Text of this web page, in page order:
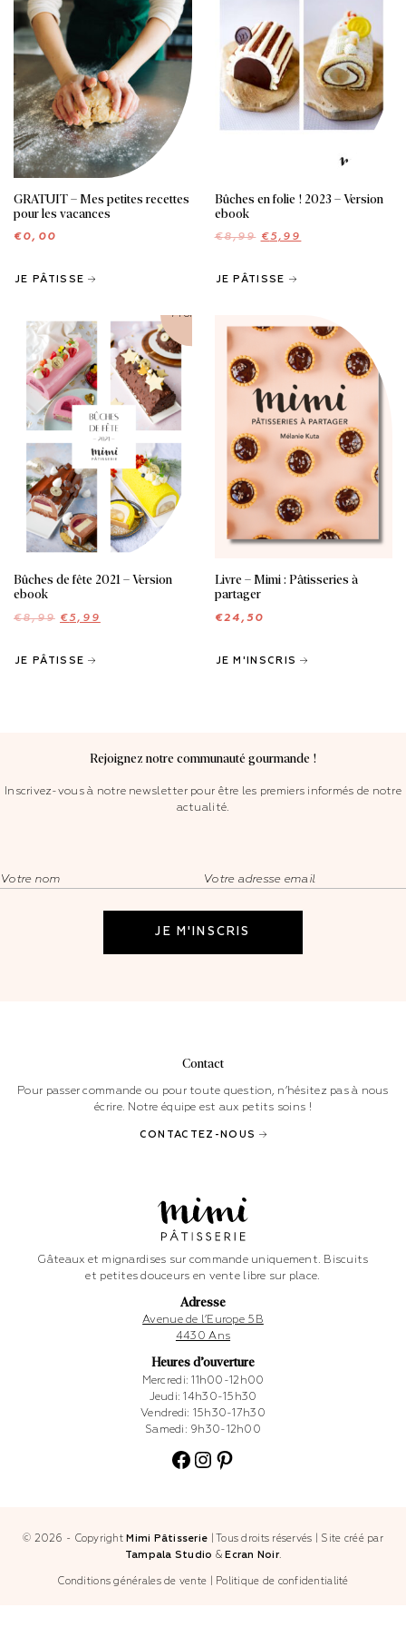
GRATUIT – Mes petites recettes
pour les vacances
€0,00
JE PÂTISSE
Bûches en folie ! 2023 – Version
ebook
€8,99 Le
était :
€5,99
JE PÂTISSE
Promo !
Bûches de fête 2021 – Version
ebook
€8,99 Le
était :
€5,99
JE PÂTISSE
Livre – Mimi : Pâtisseries à
partager
€24,50
JE M'INSCRIS
Rejoignez notre communauté gourmande !
Inscrivez-vous à notre newsletter pour être les premiers informés de notre
actualité.
Gâteaux et mignardises sur commande uniquement. Biscuits
et petites douceurs en vente libre sur place.
Adresse
Avenue de l’Europe 5B
4430 Ans
Heures d’ouverture
Mercredi: 11h00-12h00
Jeudi: 14h30-15h30
Vendredi: 15h30-17h30
Samedi: 9h30-12h00
Facebook
Instagram
Pinterest
Contact
Pour passer commande ou pour toute question, n’hésitez pas à nous
écrire. Notre équipe est aux petits soins !
CONTACTEZ-NOUS
© 2026 - Copyright Mimi Pâtisserie Tous droits réservés
Site créé par
Tampala Studio & Ecran Noir.
Conditions générales de vente Politique de confidentialité